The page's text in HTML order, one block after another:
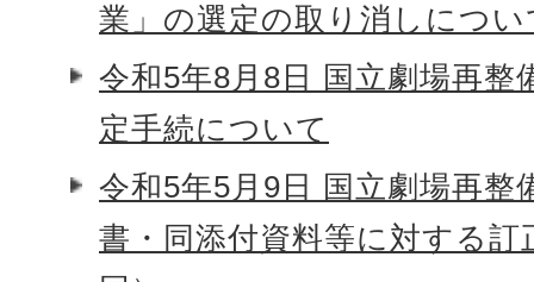
業」の選定の取り消しについ
令和5年8月8日 国立劇場再整
定手続について
令和5年5月9日 国立劇場再
書・同添付資料等に対する